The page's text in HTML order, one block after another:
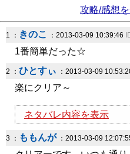
攻略/感想
1 ： きのこ ：2013-03-09 10:39:46
1番簡単だった☆
2 ： ひとすぃ ：2013-03-09
楽にクリア～
ネタバレ内容を表示
3 ： ももんが：2013-03-09